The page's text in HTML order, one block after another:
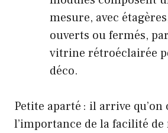
mesure, avec
ouverts ou fermés,
vitrine rétroéclairée
déco.
Petite aparté : il arrive qu’on
l’importance de la facilité de